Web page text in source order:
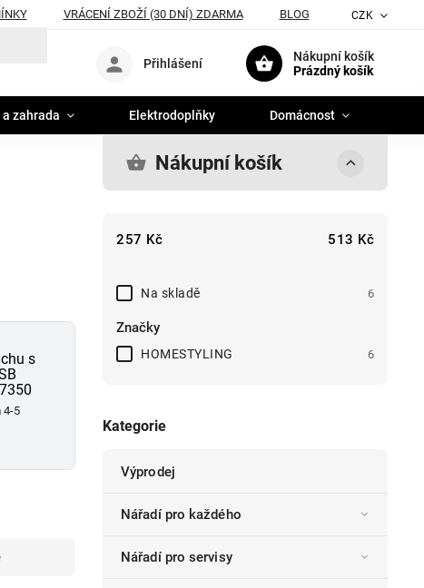
VRÁCENÍ ZBOŽÍ (30 DNÍ) ZDARMA BLOG CZK
Nákupní košík
Prázdný košík
Přihlášení
a zahrada Elektrodoplňky Domácnost
Nákupní košík
257 Kč 513 Kč
Na skladě 6
Značky
HOMESTYLING 6
Kategorie
Výprodej
Nářadí pro každého
Nářadí pro servisy
s
4-5